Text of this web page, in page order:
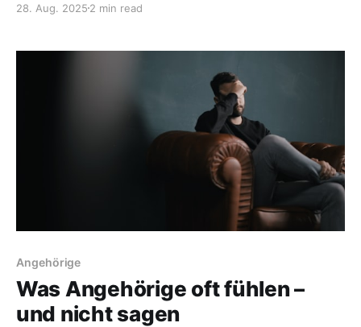
Awareness Day. Ein Projekt, das mir sehr am Herzen
Pausen dazwischen – und trotzdem so aufregend,
dass es meine Kräfte fast überstiegen hat.
28. Aug. 2025 2 min read
Angehörige
Was Angehörige oft fühlen –
und nicht sagen